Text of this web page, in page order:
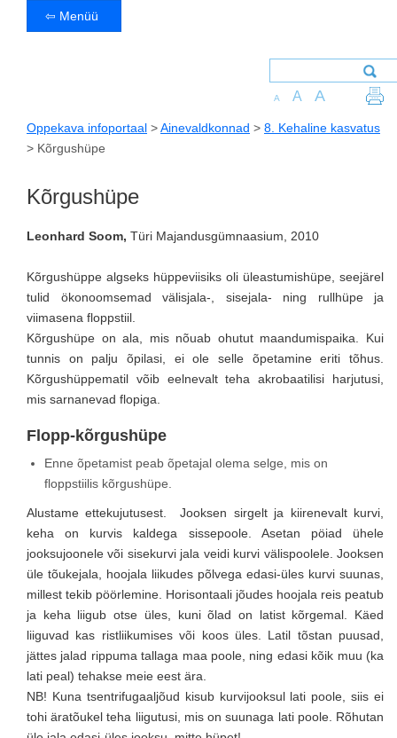
⇦ Menüü
A A A
Oppekava infoportaal >Ainevaldkonnad > 8. Kehaline kasvatus
> Kõrgushüpe
Kõrgushüpe
Leonhard Soom, Türi Majandusgümnaasium, 2010
Kõrgushüppe algseks hüppeviisiks oli üleastumishüpe, seejärel
tulid ökonoomsemad välisjala-, sisejala- ning rullhüpe ja
viimasena floppstiil.
Kõrgushüpe on ala, mis nõuab ohutut maandumispaika. Kui
tunnis on palju õpilasi, ei ole selle õpetamine eriti tõhus.
Kõrgushüppematil võib eelnevalt teha akrobaatilisi harjutusi,
mis sarnanevad flopiga.
Flopp-kõrgushüpe
Enne õpetamist peab õpetajal olema selge, mis on
floppstiilis kõrgushüpe.
Alustame ettekujutusest. Jooksen sirgelt ja kiirenevalt kurvi,
keha on kurvis kaldega sissepoole. Asetan pöiad ühele
jooksujoonele või sisekurvi jala veidi kurvi välispoolele. Jooksen
üle tõukejala, hoojala liikudes põlvega edasi-üles kurvi suunas,
millest tekib pöörlemine. Horisontaali jõudes hoojala reis peatub
ja keha liigub otse üles, kuni õlad on latist kõrgemal. Käed
liiguvad kas ristliikumises või koos üles. Latil tõstan puusad,
jättes jalad rippuma tallaga maa poole, ning edasi kõik muu (ka
lati peal) tehakse meie eest ära.
NB! Kuna tsentrifugaaljõud kisub kurvijooksul lati poole, siis ei
tohi äratõukel teha liigutusi, mis on suunaga lati poole. Rõhutan